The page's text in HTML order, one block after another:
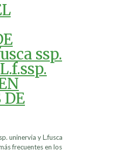
ssp.
DE
uninervia y L.fusca
frecuentes en los